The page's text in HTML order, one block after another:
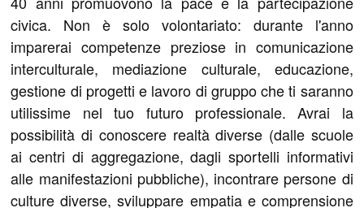
civica. Non è solo volontariato: durante l'anno
imparerai competenze preziose in comunicazione
interculturale, mediazione culturale, educazione,
gestione di progetti e lavoro di gruppo che ti saranno
utilissime nel tuo futuro professionale. Avrai la
possibilità di conoscere realtà diverse (dalle scuole
ai centri di aggregazione, dagli sportelli informativi
alle manifestazioni pubbliche), incontrare persone di
culture diverse, sviluppare empatia e comprensione